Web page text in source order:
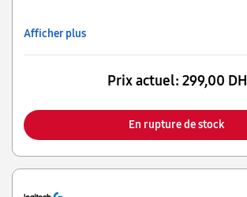
Afficher plus
Prix actuel: 299,00 DH
En rupture de stock